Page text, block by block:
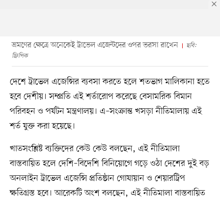
ভ্রমণের ক্ষেত্রে অনেকেই ট্রাভেল এজেন্টদের ওপর ভরসা রাখেন
ছবি:
ফ্রিপিক
দেশে ট্রাভেল এজেন্সির ব্যবসা করতে হলে শতভাগ মালিকানা হতে
হবে দেশীয়। সম্প্রতি এই শর্তারোপ করেছে বেসামরিক বিমান
পরিবহন ও পর্যটন মন্ত্রণালয়। এ–সংক্রান্ত খসড়া নীতিমালায় এই
শর্ত যুক্ত করা হয়েছে।
খাতসংশ্লিষ্ট ব্যক্তিদের কেউ কেউ বলছেন, এই নীতিমালা
বাস্তবায়িত হলে দেশি–বিদেশি বিনিয়োগে গড়ে ওঠা দেশের দুই বড়
অনলাইন ট্রাভেল এজেন্সি প্রতিষ্ঠান গোযায়ান ও শেয়ারট্রিপ
ক্ষতিগ্রস্ত হবে। আরেকটি অংশ বলছেন, এই নীতিমালা বাস্তবায়িত